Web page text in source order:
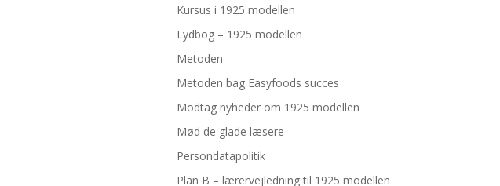
Kursus i 1925 modellen
Lydbog – 1925 modellen
Metoden
Metoden bag Easyfoods succes
Modtag nyheder om 1925 modellen
Mød de glade læsere
Persondatapolitik
Plan B – lærervejledning til 1925 modellen